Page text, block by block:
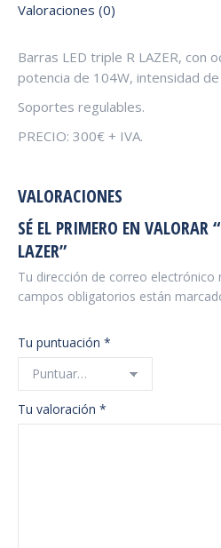
Valoraciones (0)
Barras LED triple R LAZER, con
potencia de 104W, intensidad
Soportes regulables.
PRECIO: 300€ + IVA.
VALORACIONES
SÉ EL PRIMERO EN VALORAR
LAZER”
Tu dirección de correo electrónico
campos obligatorios están
Tu puntuación *
Tu valoración *